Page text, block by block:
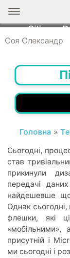
Silicon
Соя Олександр
Головна»
Сьогодні,
став
прикинули
передачі
найдешевше
Однак
флешки, які
«мобільними»,
присутній і
ми сьогодні і